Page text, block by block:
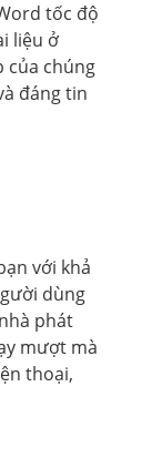
tốc độ
liệu ở
của chúng
đáng tin
với khả
dùng
phát
mượt mà
thoại,